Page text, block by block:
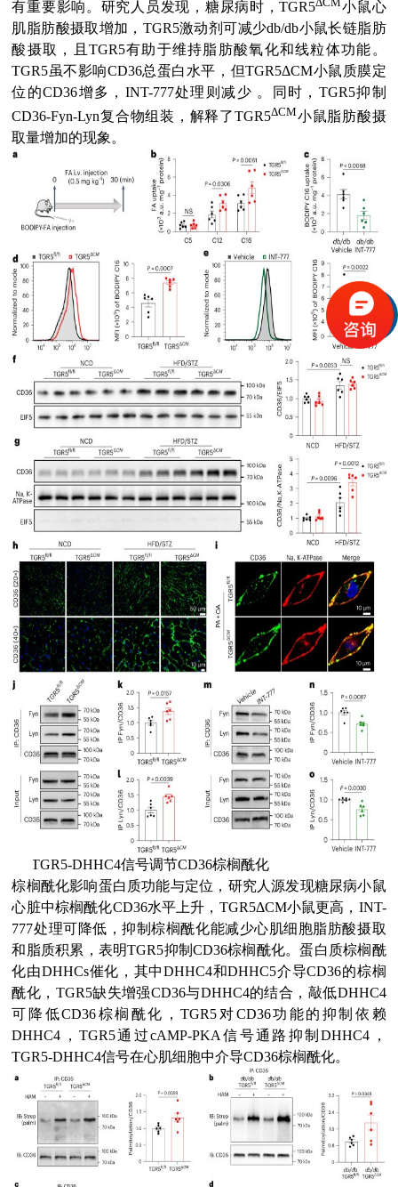
有重要影响。研究人员发现，糖尿病时，TGR5
小鼠心
肌脂肪酸摄取增加，TGR5激动剂可减少db/db小鼠长链脂肪
酸摄取，且TGR5有助于维持脂肪酸氧化和线粒体功能。
TGR5虽不影响CD36总蛋白水平，但TGR5ΔCM小鼠质膜定
位的CD36增多，INT-777处理则减少 。同时，TGR5抑制
CD36-Fyn-Lyn复合物组装，解释了TGR5ΔCM小鼠脂肪酸摄
取量增加的现象。
TGR5-DHHC4信号调节CD36棕榈酰化
棕榈酰化影响蛋白质功能与定位，研究人源发现糖尿病小鼠
心脏中棕榈酰化CD36水平上升，TGR5ΔCM小鼠更高，INT-
777处理可降低，抑制棕榈酰化能减少心肌细胞脂肪酸摄取
和脂质积累，表明TGR5抑制CD36棕榈酰化。蛋白质棕榈酰
化由DHHCs催化，其中DHHC4和DHHC5介导CD36的棕榈
酰化，TGR5缺失增强CD36与DHHC4的结合，敲低DHHC4
可降低CD36棕榈酰化，TGR5对CD36功能的抑制依赖
DHHC4，TGR5通过cAMP-PKA信号通路抑制DHHC4，
TGR5-DHHC4信号在心肌细胞中介导CD36棕榈酰化。